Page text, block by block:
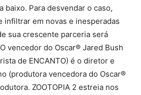
baixo. Para desvendar o caso,
infiltrar em novas e inesperadas
sua crescente parceria será
vencedor do Oscar® Jared Bush
de ENCANTO) é o diretor e
(produtora vencedora do Oscar®
ZOOTOPIA 2 estreia nos